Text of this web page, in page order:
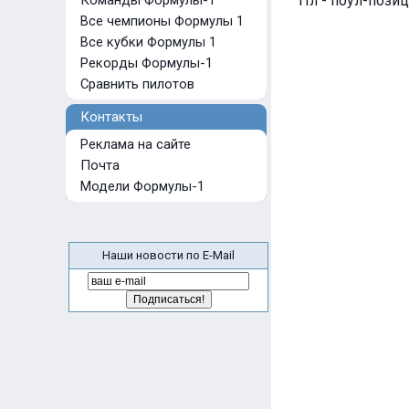
Все чемпионы Формулы 1
Все кубки Формулы 1
Рекорды Формулы-1
Сравнить пилотов
Контакты
Реклама на сайте
Почта
Модели Формулы-1
Наши новости по E-Mail